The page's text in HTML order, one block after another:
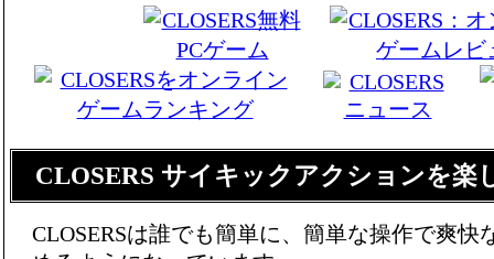
CLOSERS サイキックアクションを楽
CLOSERSは誰でも簡単に、簡単な操作で爽快